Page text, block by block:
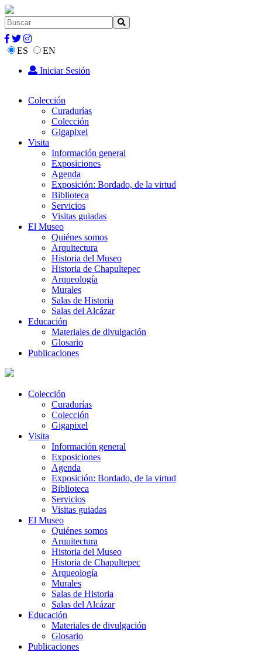
ES
EN
Iniciar Sesión
Colección
Curadurías
Colección
Gigapixel
Visita
Información general
Exposiciones
Agenda
Exposición: Bordado, de la virtud
Biblioteca
Servicios
Visitas guiadas
El Museo
Quiénes somos
Arquitectura
Historia del Museo
Historia de Chapultepec
Arqueología
Murales
Salas de Historia
Salas del Alcázar
Educación
Materiales de divulgación
Glosario
Publicaciones
Colección
Curadurías
Colección
Gigapixel
Visita
Información general
Exposiciones
Agenda
Exposición: Bordado, de la virtud
Biblioteca
Servicios
Visitas guiadas
El Museo
Quiénes somos
Arquitectura
Historia del Museo
Historia de Chapultepec
Arqueología
Murales
Salas de Historia
Salas del Alcázar
Educación
Materiales de divulgación
Glosario
Publicaciones